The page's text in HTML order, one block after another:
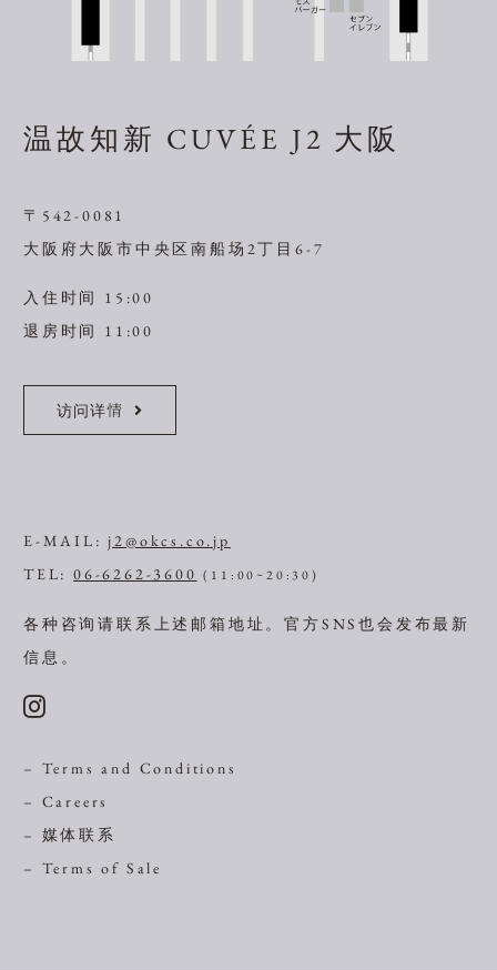
温故知新 CUVÉE J2 大阪
〒542-0081
大阪府大阪市中央区南船场2丁目6-7
入住时间 15:00
退房时间 11:00
访问详情
E-MAIL:j2@okcs.co.jp
TEL:06-6262-3600 (11:00~20:30)
各种咨询请联系上述邮箱地址。官方SNS也会发布最新
信息。
– Terms and Conditions
– Careers
– 媒体联系
– Terms of Sale